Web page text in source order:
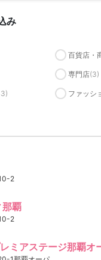
み
百貨店・
専門店(3)
ファッシ
2
那覇
2
ミアステージ那覇オ